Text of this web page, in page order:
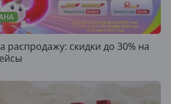
распродажу: скидки до 30% на